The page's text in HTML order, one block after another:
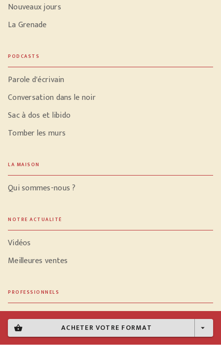
shopping_basket ACHETER VOTRE FORMAT arrow_drop_down
Nouveaux jours
La Grenade
PODCASTS
Parole d'écrivain
Conversation dans le noir
Sac à dos et libido
Tomber les murs
LA MAISON
Qui sommes-nous ?
NOTRE ACTUALITÉ
Vidéos
Meilleures ventes
PROFESSIONNELS
Libraires
Journalistes